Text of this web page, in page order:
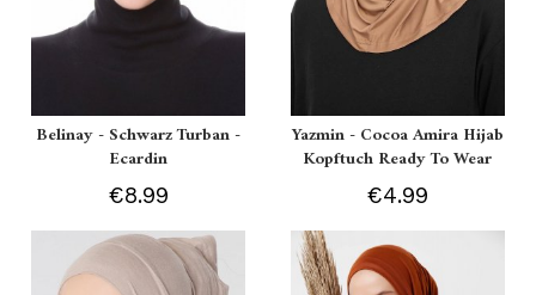
Belinay - Schwarz Turban -
Ecardin
€8.99
Yazmin - Cocoa Amira Hijab
Kopftuch Ready To Wear
€4.99